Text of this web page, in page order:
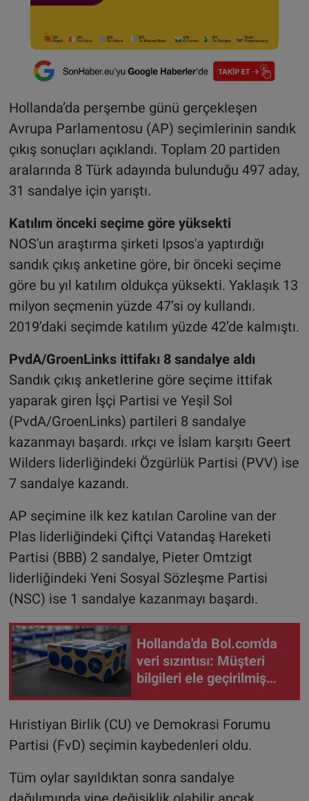
Hollanda’da perşembe günü gerçekleşen
Avrupa Parlamentosu (AP) seçimlerinin sandık
çıkış sonuçları açıklandı. Toplam 20 partiden
aralarında 8 Türk adayında bulunduğu 497 aday,
31 sandalye için yarıştı.
Katılım önceki seçime göre yüksekti
NOS'un araştırma şirketi Ipsos'a yaptırdığı
sandık çıkış anketine göre, bir önceki seçime
göre bu yıl katılım oldukça yüksekti. Yaklaşık 13
milyon seçmenin yüzde 47’si oy kullandı.
2019’daki seçimde katılım yüzde 42’de kalmıştı.
PvdA/GroenLinks ittifakı 8 sandalye aldı
Sandık çıkış anketlerine göre seçime ittifak
yaparak giren İşçi Partisi ve Yeşil Sol
(PvdA/GroenLinks) partileri 8 sandalye
kazanmayı başardı. ırkçı ve İslam karşıtı Geert
Wilders liderliğindeki Özgürlük Partisi (PVV) ise
7 sandalye kazandı.
AP seçimine ilk kez katılan Caroline van der
Plas liderliğindeki Çiftçi Vatandaş Hareketi
Partisi (BBB) 2 sandalye, Pieter Omtzigt
liderliğindeki Yeni Sosyal Sözleşme Partisi
(NSC) ise 1 sandalye kazanmayı başardı.
Hollanda'da Bol.com'da
veri sızıntısı: Müşteri
bilgileri ele geçirilmiş
Hıristiyan Birlik (CU) ve Demokrasi Forumu
Partisi (FvD) seçimin kaybedenleri oldu.
Tüm oylar sayıldıktan sonra sandalye